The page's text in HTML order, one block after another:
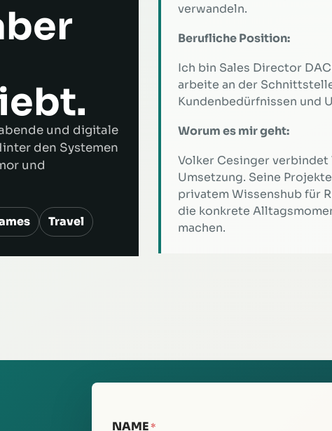
und digitale
den Systemen
und
Travel
verwandeln.
Berufliche Position:
Ich bin Sales Director
arbeite an der
Kundenbedürfnissen und
Worum es mir geht:
Volker Cesinger
Umsetzung. Seine
privatem Wissenshub für
die konkrete
machen.
NAME*